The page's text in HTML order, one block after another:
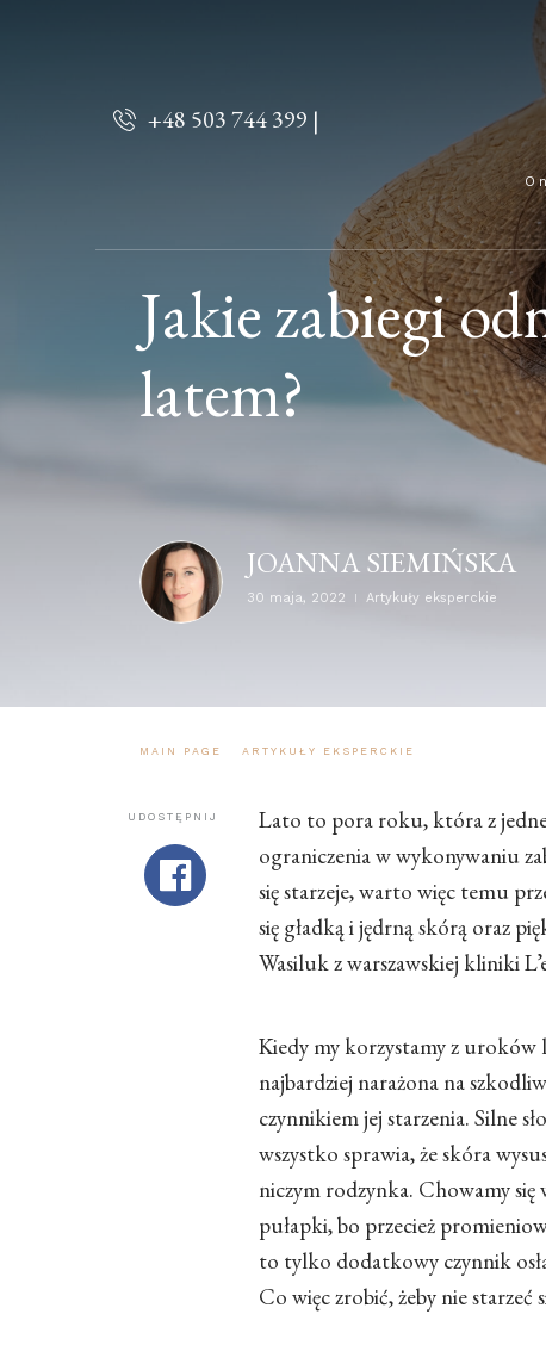
+48 503 744 399 |
O
Jakie zabiegi
latem?
JOANNA SIEMIŃSKA
30 maja, 2022 Artykuły eksperckie
MAIN PAGE ARTYKUŁY EKSPERCKIE
UDOSTĘPNIJ
Lato to pora roku, która z
ograniczenia w wykonywaniu
się starzeje, warto więc temu
się gładką i jędrną skórą oraz
Wasiluk z warszawskiej kliniki
Kiedy my korzystamy z uroków
najbardziej narażona na
czynnikiem jej starzenia. Silne
wszystko sprawia, że skóra
niczym rodzynka. Chowamy
pułapki, bo przecież
to tylko dodatkowy czynnik
Co więc zrobić, żeby nie starzeć